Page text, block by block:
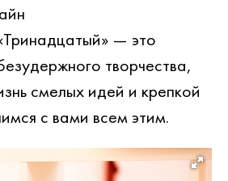
— это
творчества,
смелых идей и крепкой
с вами всем этим.